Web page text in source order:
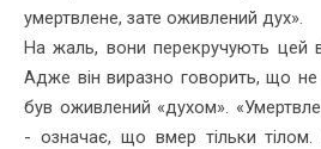
умертвлене, зате оживлений дух».
На жаль, вони перекручують цей
Адже він виразно говорить, що
був оживлений «духом».
- означає, що вмер тіль­ки